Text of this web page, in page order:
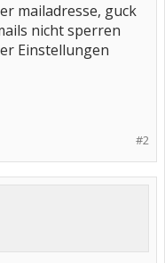
mailadresse, guck
nicht sperren
Einstellungen
#2